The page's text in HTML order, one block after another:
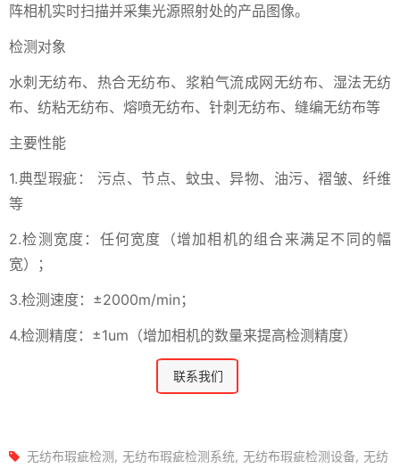
阵相机实时扫描并采集光源照射处的产品图像。
检测对象
水刺无纺布、热合无纺布、浆粕气流成网无纺布、湿法无纺
布、纺粘无纺布、熔喷无纺布、针刺无纺布、缝编无纺布等
主要性能
1.典型瑕疵： 污点、节点、蚊虫、异物、油污、褶皱、纤维
等
2.检测宽度：任何宽度（增加相机的组合来满足不同的幅
宽）；
3.检测速度：±2000m/min；
4.检测精度：±1um（增加相机的数量来提高检测精度）
联系我们
无纺布瑕疵检测 无纺布瑕疵检测系统 无纺布瑕疵检测设备 无纺